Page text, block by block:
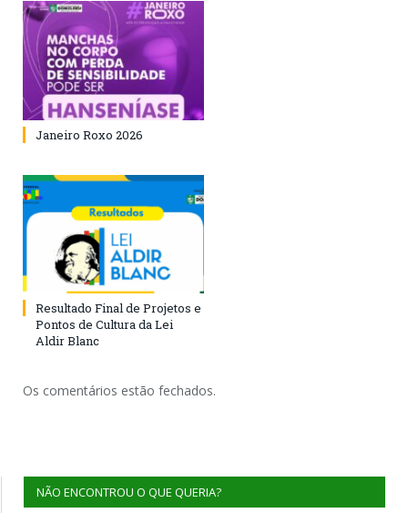
Janeiro Roxo 2026
Resultado Final de Projetos e
Pontos de Cultura da Lei
Aldir Blanc
Os comentários estão fechados.
NÃO ENCONTROU O QUE QUERIA?